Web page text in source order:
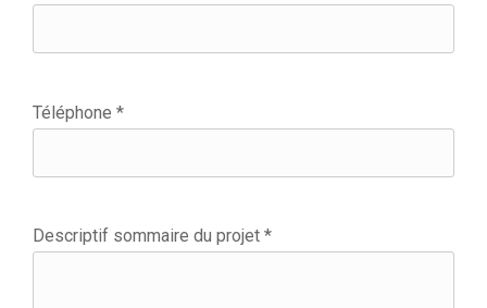
Téléphone *
Descriptif sommaire du projet *